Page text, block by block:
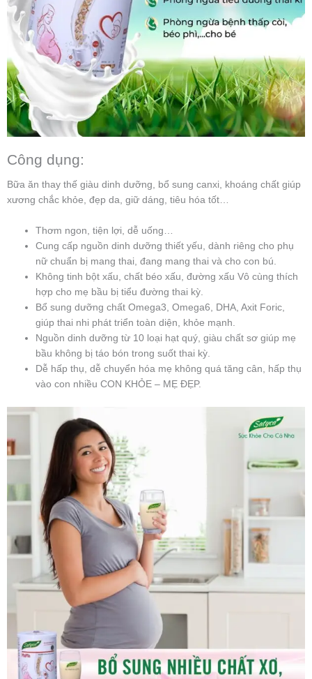
Công dụng:
Bữa ăn thay thế giàu dinh dưỡng, bổ sung canxi, khoáng chất giúp
xương chắc khỏe, đẹp da, giữ dáng, tiêu hóa tốt…
Thơm ngon, tiện lợi, dễ uống…
Cung cấp nguồn dinh dưỡng thiết yếu, dành riêng cho phụ
nữ chuẩn bị mang thai, đang mang thai và cho con bú.
Không tinh bột xấu, chất béo xấu, đường xấu Vô cùng thích
hợp cho mẹ bầu bị tiểu đường thai kỳ.
Bổ sung dưỡng chất Omega3, Omega6, DHA, Axit Foric,
giúp thai nhi phát triển toàn diện, khỏe mạnh.
Nguồn dinh dưỡng từ 10 loại hạt quý, giàu chất sơ giúp mẹ
bầu không bị táo bón trong suốt thai kỳ.
Dễ hấp thụ, dễ chuyển hóa mẹ không quá tăng cân, hấp thụ
vào con nhiều CON KHỎE – MẸ ĐẸP.